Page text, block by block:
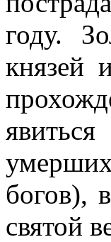
году.
князей
богов),
святой